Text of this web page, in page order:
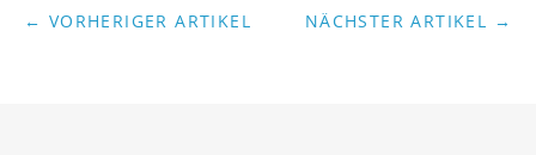
NÄCHSTER ARTIKEL →
← VORHERIGER ARTIKEL